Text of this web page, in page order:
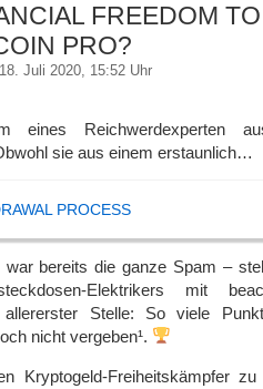
FREEDOM
PRO?
Juli 2020, 15:52 Uhr
eines Reichwerdexperten
sie aus einem erstaunlich…
PROCESS
bereits die ganze Spam –
Elektrikers mit
allererster Stelle: So viele
nicht vergeben¹.
Kryptogeld-Freiheitskämpfer zu